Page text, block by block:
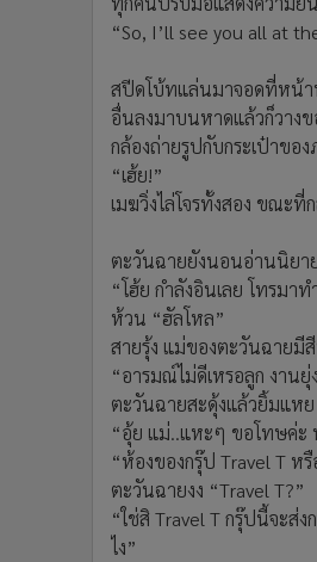
“So, I’ll see you all at
สปีดโบ้ทแล่นมาจอดที่หน้า
อื่นลงมาบนหาดแล้วก็วาง
กล้องถ่ายรูปกับกระเป๋าของ
“เฮ้ย!”
เมฆวิ่งไล่โจรทั้งสอง ขณะที่
ตะวันฉายยังนอนอ่านนิยา
“โฮ้ย กำลังอินเลย โทรมา
ห้วน “ฮัลโหล”
สายรุ้ง แม่ของตะวันฉายมี
“อารมณ์ไม่ดีเหรอลูก งานยุ่
ตะวันฉายสะดุ้งแล้วยิ้มแห
“อุ้ย แม่..แหะๆ ขอโทษค่ะ
“ห้องของกรุ๊ป Travel T หรื
ตะวันฉายงง “Travel T?”
“ใช่สิ Travel T กรุ๊ปนี้จะส่
ไง”